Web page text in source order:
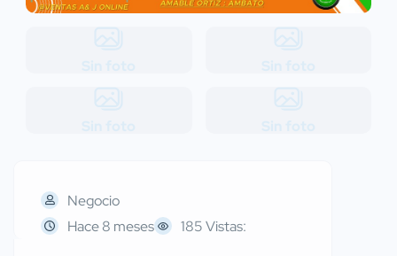
Negocio
Hace 8 meses
185 Vistas: